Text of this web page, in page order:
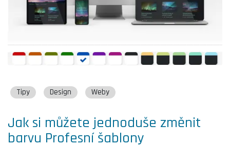
Tipy Design Weby
Jak si můžete jednoduše změnit
barvu Profesní šablony